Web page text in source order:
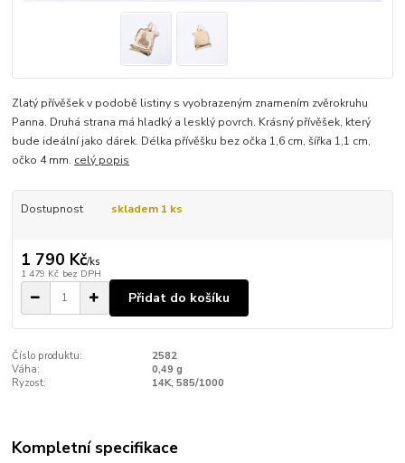
Zlatý přívěšek v podobě listiny s vyobrazeným znamením zvěrokruhu
Panna. Druhá strana má hladký a lesklý povrch. Krásný přívěšek, který
bude ideální jako dárek. Délka přívěšku bez očka 1,6 cm, šířka 1,1 cm,
očko 4 mm. celý popis
Dostupnost skladem 1 ks
1 790 Kč/ks
1 479 Kč bez DPH
Přidat do košíku
Číslo produktu:
2582
Váha:
0,49 g
Ryzost:
14K, 585/1000
Kompletní specifikace